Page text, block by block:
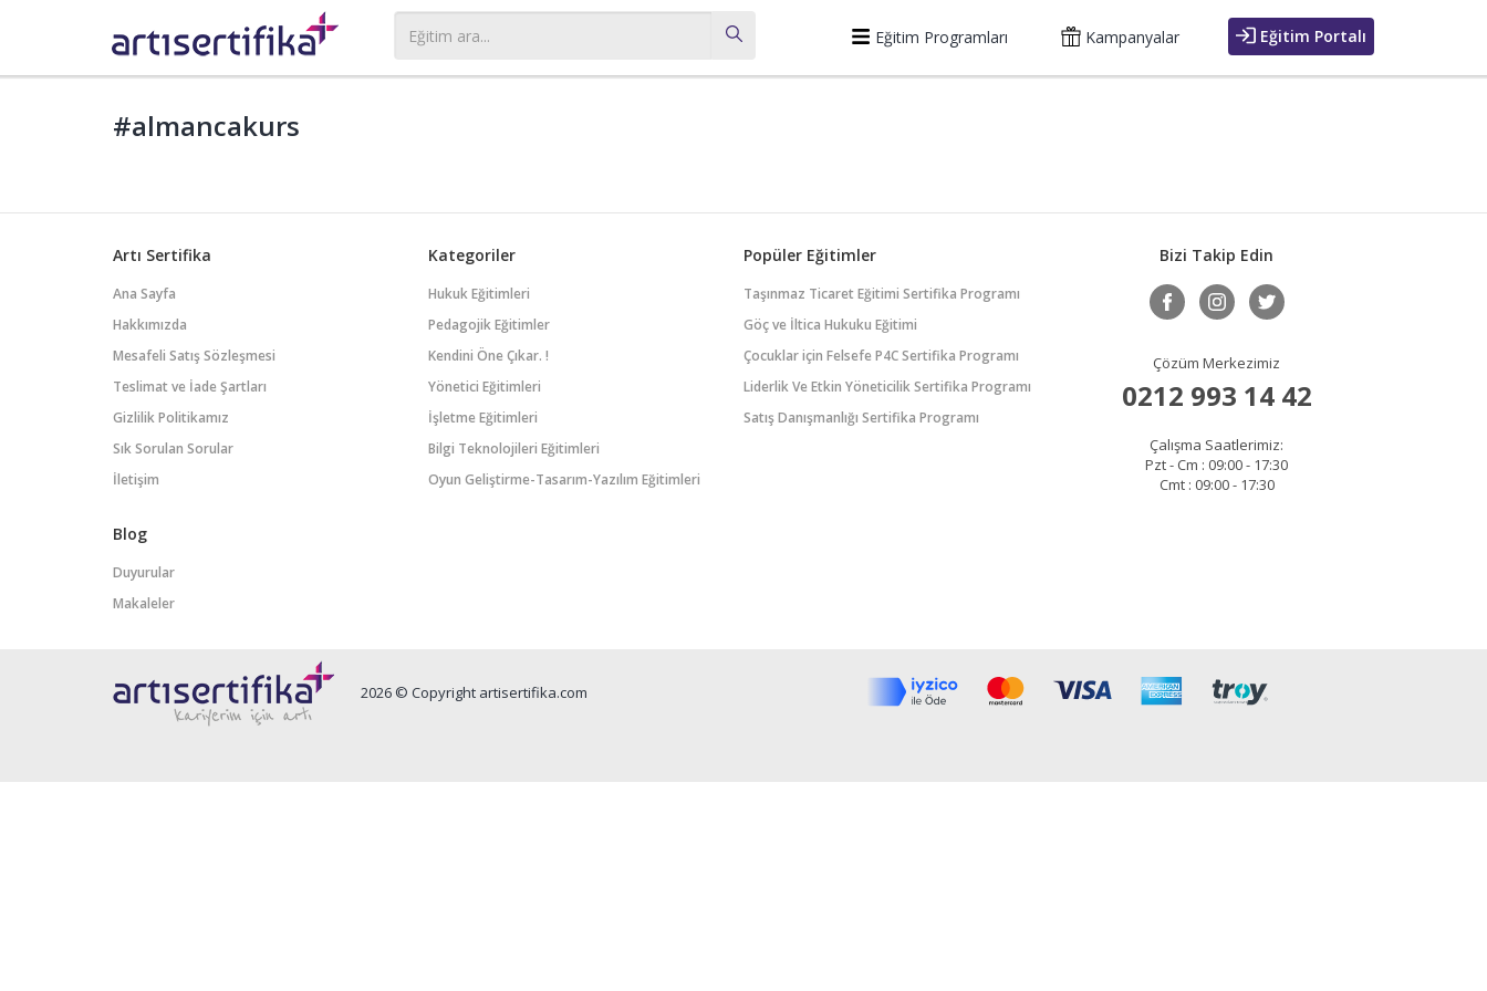
Eğitim Programları Kampanyalar Eğitim Portalı
#almancakurs
Artı Sertifika
Ana Sayfa
Hakkımızda
Mesafeli Satış Sözleşmesi
Teslimat ve İade Şartları
Gizlilik Politikamız
Sık Sorulan Sorular
İletişim
Blog
Duyurular
Makaleler
Kategoriler
Hukuk Eğitimleri
Pedagojik Eğitimler
Kendini Öne Çıkar. !
Yönetici Eğitimleri
İşletme Eğitimleri
Bilgi Teknolojileri Eğitimleri
Oyun Geliştirme-Tasarım-Yazılım Eğitimleri
Popüler Eğitimler
Taşınmaz Ticaret Eğitimi Sertifika Programı
Göç ve İltica Hukuku Eğitimi
Çocuklar için Felsefe P4C Sertifika Programı
Liderlik Ve Etkin Yöneticilik Sertifika Programı
Satış Danışmanlığı Sertifika Programı
Bizi Takip Edin
Çözüm Merkezimiz
0212 993 14 42
Çalışma Saatlerimiz:
Pzt - Cm : 09:00 - 17:30
Cmt : 09:00 - 17:30
2026 © Copyright artisertifika.com